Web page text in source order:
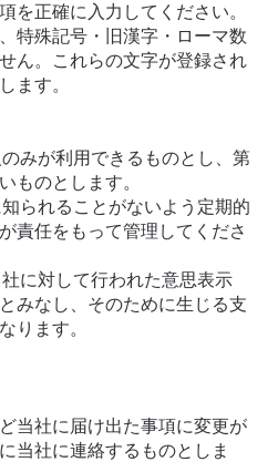
を正確に入力してください。
特殊記号・旧漢字・ローマ数
ん。これらの文字が登録され
ます。
みが利用できるものとし、第
ものとします。
られることがないよう定期的
責任をもって管理してくださ
に対して行われた意思表示
みなし、そのために生じる支
ります。
当社に届け出た事項に変更が
当社に連絡するものとしま